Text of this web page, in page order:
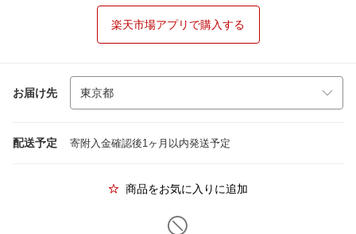
楽天市場アプリで購入する
お届け先
配送予定 寄附入金確認後1ヶ月以内発送予定
商品をお気に入りに追加